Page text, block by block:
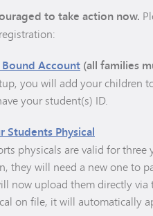
to take action now.
Account (all families
you will add your children
your student(s) ID.
Students Physical
physicals are valid for
they will need a new one to
now upload them directly
on file, it will automatically